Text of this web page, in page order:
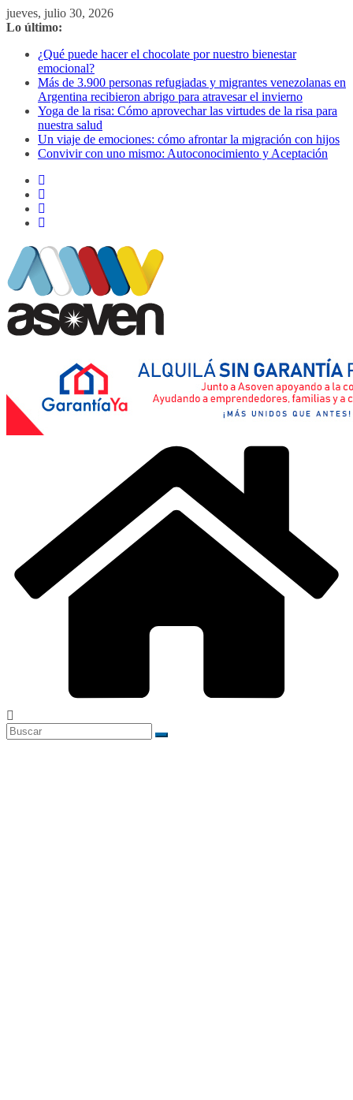
Saltar
al
jueves, julio 30, 2026
Lo último:
¿Qué puede hacer el chocolate por nuestro bienestar
emocional?
Más de 3.900 personas refugiadas y migrantes venezolanas en
Argentina recibieron abrigo para atravesar el invierno
Yoga de la risa: Cómo aprovechar las virtudes de la risa para
nuestra salud
Un viaje de emociones: cómo afrontar la migración con hijos
Convivir con uno mismo: Autoconocimiento y Aceptación